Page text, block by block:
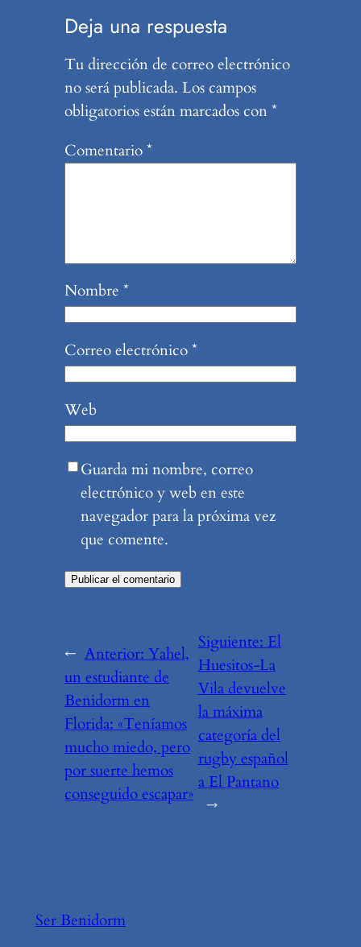
Deja una respuesta
Tu dirección de correo electrónico
no será publicada. Los campos
obligatorios están marcados con*
Comentario*
Nombre *
Correo electrónico*
Web
Guarda mi nombre, correo
electrónico y web en este
navegador para la próxima vez
que comente.
← Anterior: Yahel,
un estudiante de
Benidorm en
Florida: «Teníamos
mucho miedo, pero
por suerte hemos
conseguido escapar»
Siguiente:El
Huesitos-La
Vila devuelve
la máxima
categoría del
rugby español
a El Pantano
→
Ser Benidorm